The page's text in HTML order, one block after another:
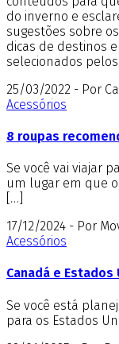
do inverno e
sugestões sobre
dicas de destinos
selecionados
25/03/2022 - Por
Acessórios
8 roupas
Se você vai viajar
um lugar em que
[…]
17/12/2024 - Por
Acessórios
Canadá e
Se você está
para os Estados